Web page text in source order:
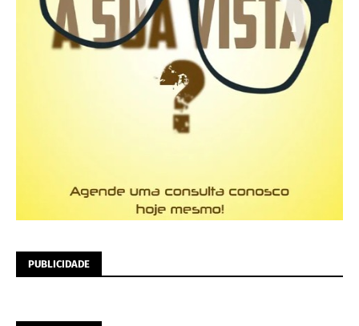
PUBLICIDADE